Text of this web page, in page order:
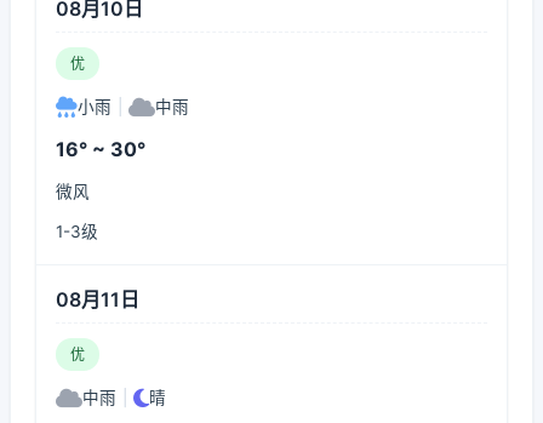
08月10日
优
小雨 中雨
16° ~ 30°
微风
1-3级
08月11日
优
中雨 晴